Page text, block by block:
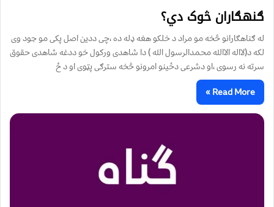
ګنهګاران څوک دي؟
له ګناهګارانو څخه مو مراد د خلکو هغه ډله ده ،چی ددین اصل پکی مو جود وی
لکه د(لااله الاالله محمدالرسول الله ) دا شاهدی ورکول خو ددغه شاهدی حقوق
سرته نه رسوی ،او دشرعی دځینو امرونو څخه سترګی پټوی او د ځ
Read More »